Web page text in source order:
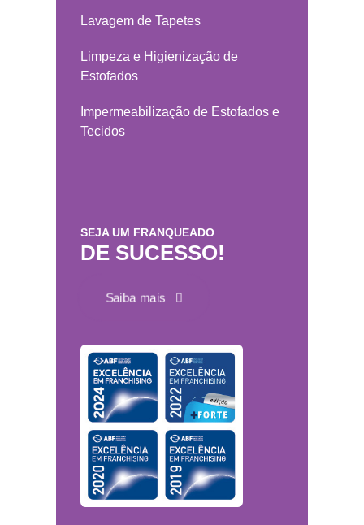
Lavagem de Tapetes
Limpeza e Higienização de
Estofados
Impermeabilização de Estofados e
Tecidos
SEJA UM FRANQUEADO
DE SUCESSO!
Saiba mais